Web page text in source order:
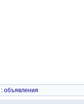
: объявления